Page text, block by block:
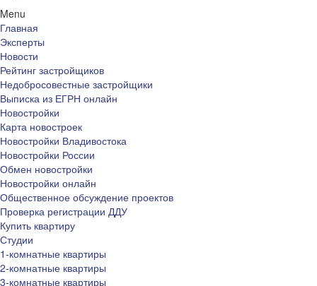
Menu
Главная
Эксперты
Новости
Рейтинг застройщиков
Недобросовестные застройщики
Выписка из ЕГРН онлайн
Новостройки
Карта новостроек
Новостройки Владивостока
Новостройки России
Обмен новостройки
Новостройки онлайн
Общественное обсуждение проектов
Проверка регистрации ДДУ
Купить квартиру
Студии
1-комнатные квартиры
2-комнатные квартиры
3-комнатные квартиры